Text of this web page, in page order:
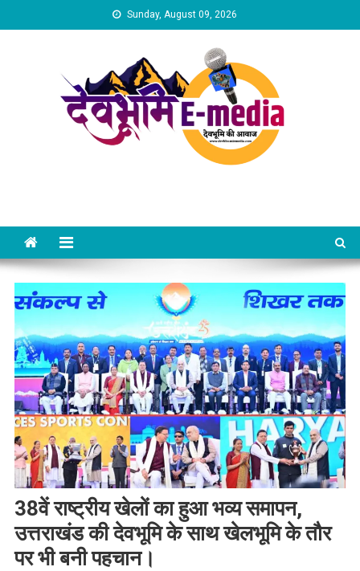
to
Sunday, August 09, 2026
38वें राष्ट्रीय खेलों का हुआ भव्य समापन,
उत्तराखंड की देवभूमि के साथ खेलभूमि के तौर
पर भी बनी पहचान।